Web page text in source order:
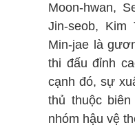
Moon-hwan,
Jin-seob, Kim
Min-jae là
thi đấu đỉnh
cạnh đó, sự
thủ thuộc
nhóm hậu vệ